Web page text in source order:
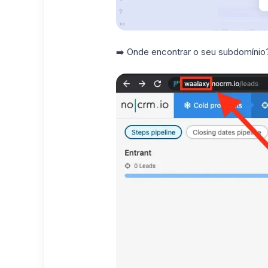
➡️ Onde encontrar o seu